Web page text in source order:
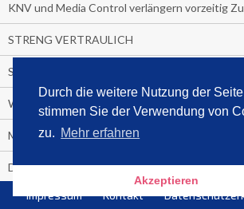
Durch die weitere Nutzung der Seite
stimmen Sie der Verwendung von
zu. Mehr erfahren
Akzeptieren
KNV und Media Control verlängern vorzeitig
STRENG VERTRAULICH
Streaming verändert TV?
Welcher TV-Sender hat seine Marktanteile
Michelle for President!
Das gruseligste Buch aller Zeiten
Promi-Biografien
Impressum Kontakt